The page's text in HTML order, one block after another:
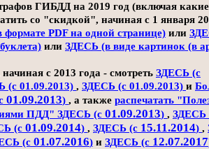
ГИБДД на 2019 год (включая какие
со "скидкой", начиная с 1 января
PDF на одной странице) или
или ЗДЕСЬ (в виде картинок (в
с 2013 года - смотреть ЗДЕСЬ (с
(с 01.09.2013) , ЗДЕСЬ (с 01.09.2013) и
01.09.2013) , а также распечатать
ПДД" ЗДЕСЬ (с 01.09.2013) , ЗДЕСЬ
(с 01.09.2014) , ЗДЕСЬ (с 15.11.2014) ,
(с 01.07.2016) и ЗДЕСЬ (с 12.07.2017